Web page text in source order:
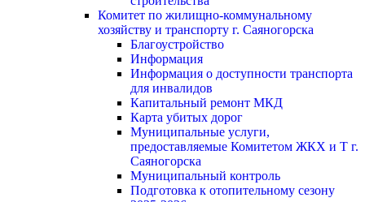
Комитет по жилищно-коммунальному
хозяйству и транспорту г. Саяногорска
Благоустройство
Информация
Информация о доступности транспорта
для инвалидов
Капитальный ремонт МКД
Карта убитых дорог
Муниципальные услуги,
предоставляемые Комитетом ЖКХ и Т г.
Саяногорска
Муниципальный контроль
Подготовка к отопительному сезону